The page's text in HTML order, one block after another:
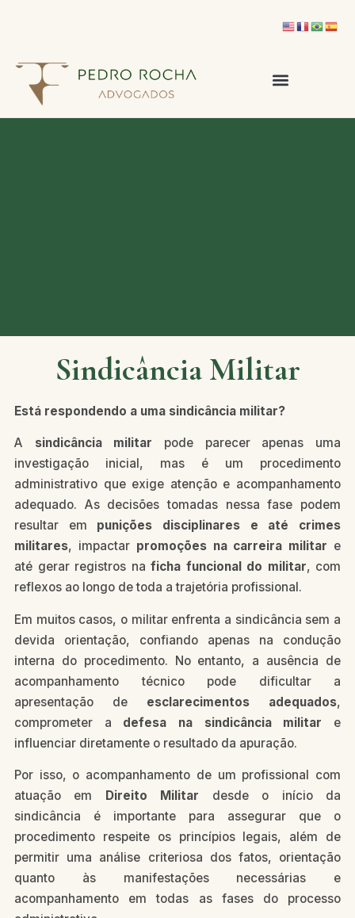
Sindicância Militar
Está respondendo a uma sindicância militar?
A sindicância militar pode parecer apenas uma
investigação inicial, mas é um procedimento
administrativo que exige atenção e acompanhamento
adequado. As decisões tomadas nessa fase podem
resultar em punições disciplinares e até crimes
militares, impactar promoções na carreira militar e
até gerar registros na ficha funcional do militar, com
reflexos ao longo de toda a trajetória profissional.
Em muitos casos, o militar enfrenta a sindicância sem a
devida orientação, confiando apenas na condução
interna do procedimento. No entanto, a ausência de
acompanhamento técnico pode dificultar a
apresentação de esclarecimentos adequados,
comprometer a defesa na sindicância militar e
influenciar diretamente o resultado da apuração.
Por isso, o acompanhamento de um profissional com
atuação em
Direito Militar desde o início da
sindicância é importante para assegurar que o
procedimento respeite os princípios legais, além de
permitir uma análise criteriosa dos fatos, orientação
quanto às manifestações necessárias e
acompanhamento em todas as fases do processo